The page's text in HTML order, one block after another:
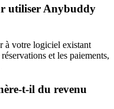
utiliser Anybuddy
à votre logiciel existant
et les paiements,
t-il du revenu